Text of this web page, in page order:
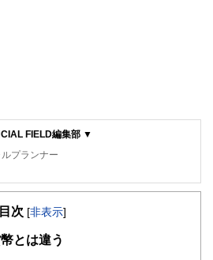
FIELD編集部 ▼
プランナー
集部は、金融、経済に関する記事を、日々
も理解できるようわかりやすく発信していま
目次 [非表示]
とは違う